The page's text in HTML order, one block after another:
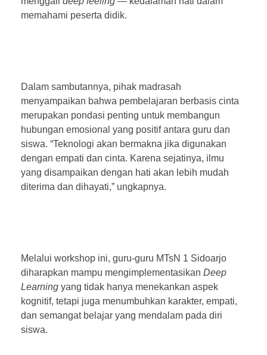
memahami peserta didik.
Dalam sambutannya, pihak madrasah
menyampaikan bahwa pembelajaran berbasis cinta
merupakan pondasi penting untuk membangun
hubungan emosional yang positif antara guru dan
siswa. “Teknologi akan bermakna jika digunakan
dengan empati dan cinta. Karena sejatinya, ilmu
yang disampaikan dengan hati akan lebih mudah
diterima dan dihayati,” ungkapnya.
Melalui workshop ini, guru-guru MTsN 1 Sidoarjo
diharapkan mampu mengimplementasikan Deep
Learning yang tidak hanya menekankan aspek
kognitif, tetapi juga menumbuhkan karakter, empati,
dan semangat belajar yang mendalam pada diri
siswa.